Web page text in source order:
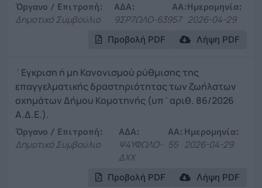
Όργανο / Επιτροπή:
Δημοτικό Συμβούλιο
ΑΔΑ:
9ΣΡ7ΩΛΟ-639
ΑΑ:
57
Ημερομηνία:
2026-04-29
Προβολή PDF Λήψη PDF
΄Εγκριση ή μη Κανονισμού ρύθμισης της
επαγγελματικής δραστηριότητας των ζωήλατων
οχημάτων Δήμου Κομοτηνής (υπ΄αριθ. 86/2026
Α.Δ.Ε.).
Όργανο / Επιτροπή:
Δημοτικό Συμβούλιο
ΑΔΑ:
Ψ4ΥΦΩΛΟ-
ΔΧΧ
ΑΑ:
55
Ημερομηνία:
2026-04-29
Προβολή PDF Λήψη PDF